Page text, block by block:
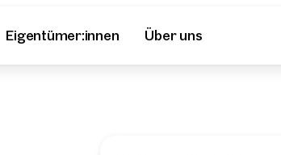
Eigentümer:innen Über uns